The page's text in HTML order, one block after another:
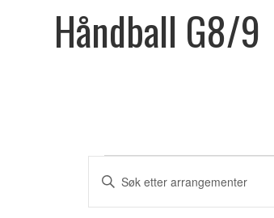
Håndball G8/9
Arrangementer
A
r